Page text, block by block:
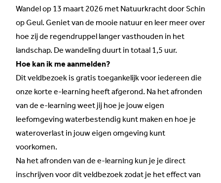
Wandel op 13 maart 2026 met Natuurkracht door Schin
op Geul. Geniet van de mooie natuur en leer meer over
hoe zij de regendruppel langer vasthouden in het
landschap. De wandeling duurt in totaal 1,5 uur.
Hoe kan ik me aanmelden?
Dit veldbezoek is gratis toegankelijk voor iedereen die
onze korte e-learning heeft afgerond. Na het afronden
van de e-learning weet jij hoe je jouw eigen
leefomgeving waterbestendig kunt maken en hoe je
wateroverlast in jouw eigen omgeving kunt
voorkomen.
Na het afronden van de e-learning kun je je direct
inschrijven voor dit veldbezoek zodat je het effect van